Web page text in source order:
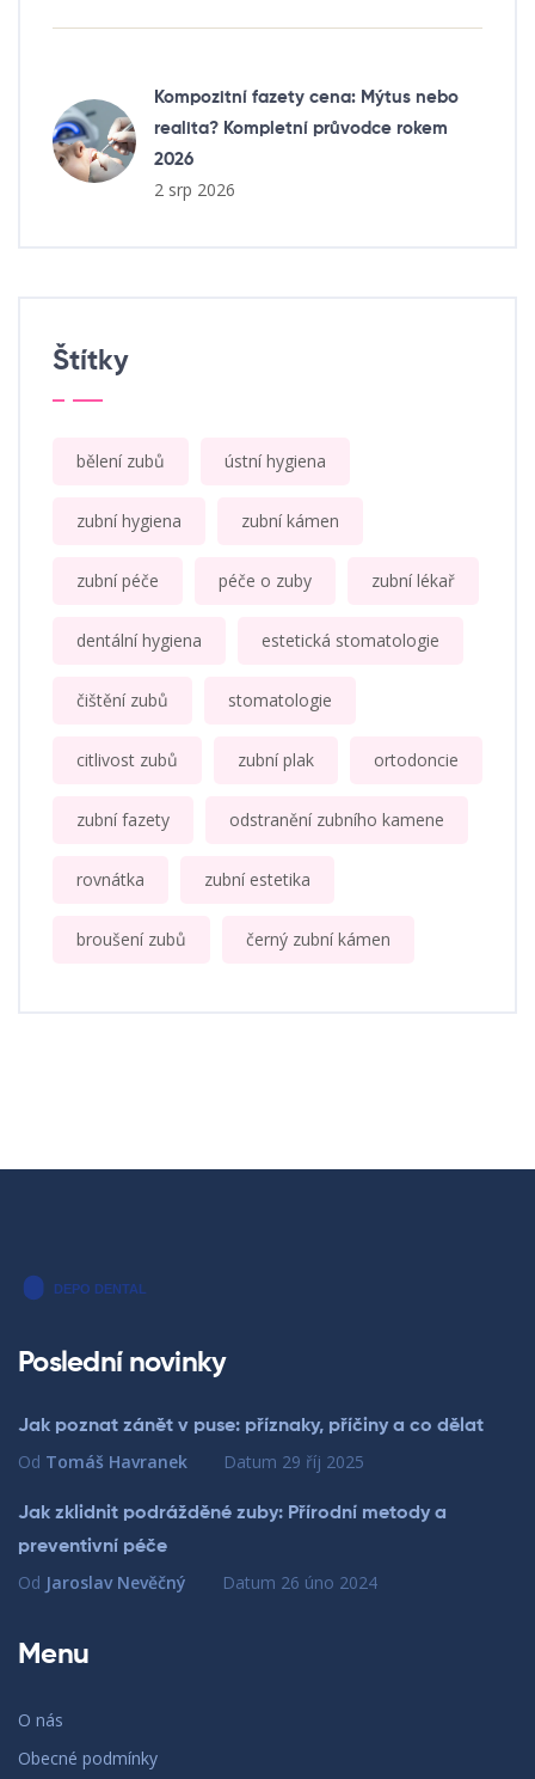
Kompozitní fazety cena: Mýtus nebo
realita? Kompletní průvodce rokem
2026
2 srp 2026
Štítky
bělení zubů ústní hygiena
zubní hygiena zubní kámen
zubní péče péče o zuby zubní lékař
dentální hygiena estetická stomatologie
čištění zubů stomatologie
citlivost zubů zubní plak ortodoncie
zubní fazety odstranění zubního kamene
rovnátka zubní estetika
broušení zubů černý zubní kámen
Poslední novinky
Jak poznat zánět v puse: příznaky, příčiny a co dělat
Od Tomáš Havranek Datum 29 říj 2025
Jak zklidnit podrážděné zuby: Přírodní metody a
preventivní péče
Od Jaroslav Nevěčný Datum 26 úno 2024
Menu
O nás
Obecné podmínky